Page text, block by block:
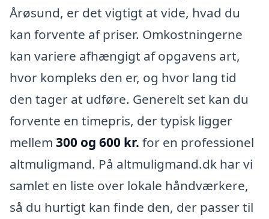
Årøsund, er det vigtigt at vide, hvad du
kan forvente af priser. Omkostningerne
kan variere afhængigt af opgavens art,
hvor kompleks den er, og hvor lang tid
den tager at udføre. Generelt set kan du
forvente en timepris, der typisk ligger
mellem 300 og 600 kr. for en professionel
altmuligmand. På altmuligmand.dk har vi
samlet en liste over lokale håndværkere,
så du hurtigt kan finde den, der passer til